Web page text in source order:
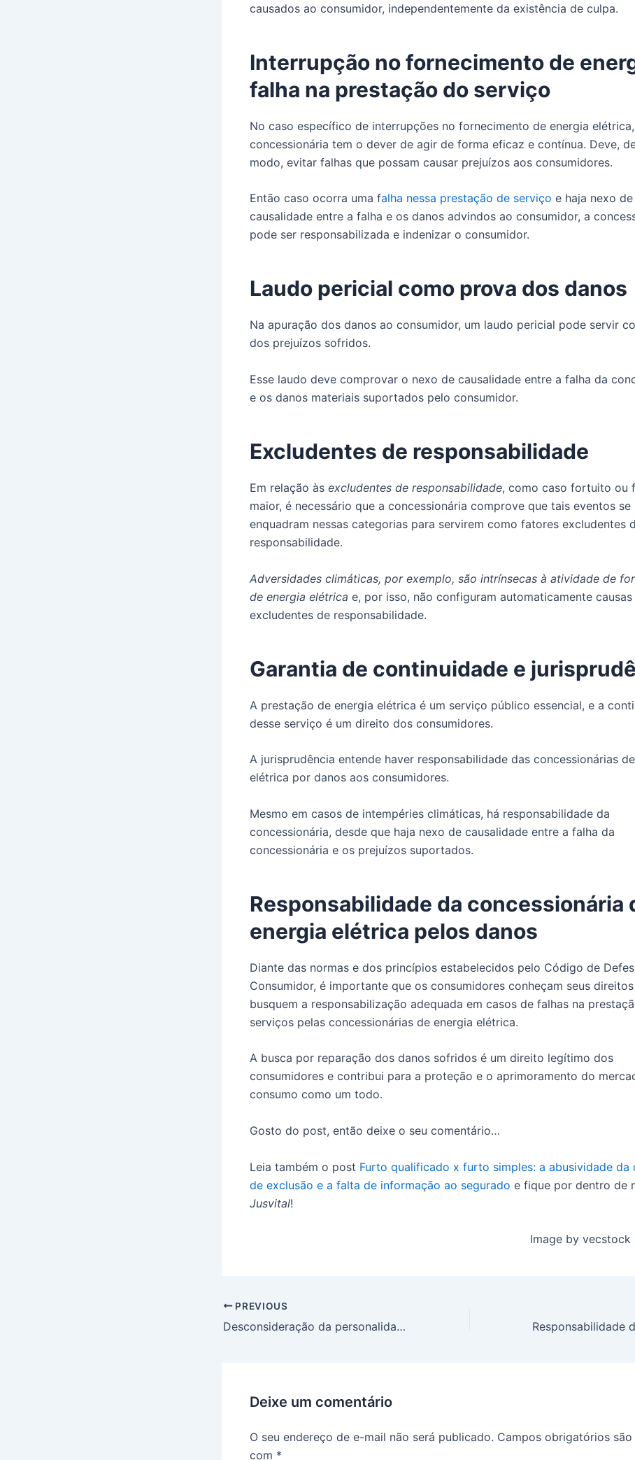
causados ao consumidor, independentemente da existência de culpa.
Interrupção no fornecimento de
falha na prestação do serviço
No caso específico de interrupções no fornecimento de energia
concessionária tem o dever de agir de forma eficaz e contínua. Deve,
modo, evitar falhas que possam causar prejuízos aos consumidores.
Então caso ocorra uma falha nessa prestação de serviço e haja nexo de
causalidade entre a falha e os danos advindos ao consumidor, a
pode ser responsabilizada e indenizar o consumidor.
Laudo pericial como prova dos danos
Na apuração dos danos ao consumidor, um laudo pericial pode servir
dos prejuízos sofridos.
Esse laudo deve comprovar o nexo de causalidade entre a falha da
e os danos materiais suportados pelo consumidor.
Excludentes de responsabilidade
Em relação às excludentes de responsabilidade, como caso fortuito ou
maior, é necessário que a concessionária comprove que tais eventos se
enquadram nessas categorias para servirem como fatores excludentes
responsabilidade.
Adversidades climáticas, por exemplo, são intrínsecas à atividade de
de energia elétrica e, por isso, não configuram automaticamente causas
excludentes de responsabilidade.
Garantia de continuidade e
A prestação de energia elétrica é um serviço público essencial, e a
desse serviço é um direito dos consumidores.
A jurisprudência entende haver responsabilidade das concessionárias
elétrica por danos aos consumidores.
Mesmo em casos de intempéries climáticas, há responsabilidade da
concessionária, desde que haja nexo de causalidade entre a falha da
concessionária e os prejuízos suportados.
Responsabilidade da concessionária
energia elétrica pelos danos
Diante das normas e dos princípios estabelecidos pelo Código de
Consumidor, é importante que os consumidores conheçam seus
busquem a responsabilização adequada em casos de falhas na
serviços pelas concessionárias de energia elétrica.
A busca por reparação dos danos sofridos é um direito legítimo dos
consumidores e contribui para a proteção e o aprimoramento do
consumo como um todo.
Gosto do post, então deixe o seu comentário…
Leia também o post Furto qualificado x furto simples: a abusividade da
de exclusão e a falta de informação ao segurado e fique por dentro de
Jusvital!
Image by vecstock
PREVIOUS
Desconsideração da personalidade jurídica no direito do consumidor
Deixe um comentário
O seu endereço de e-mail não será publicado. Campos obrigatórios
com *